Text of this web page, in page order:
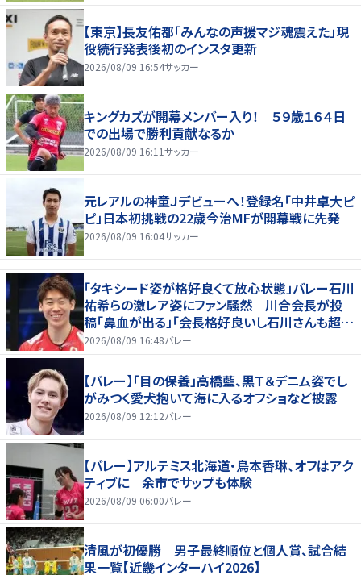
【東京】長友佑都「みんなの声援マジ魂震えた」現
役続行発表後初のインスタ更新
2026/08/09 16:54サッカー
キングカズが開幕メンバー入り！ ５９歳１６４日
での出場で勝利貢献なるか
2026/08/09 16:11サッカー
元レアルの神童Ｊデビューへ！登録名「中井卓大ピ
ピ」日本初挑戦の22歳今治MFが開幕戦に先発
2026/08/09 16:04サッカー
「タキシード姿が格好良くて放心状態」バレー石川
祐希らの激レア姿にファン騒然 川合会長が投
稿「鼻血が出る」「会長格好良いし石川さんも超格
好いい」
2026/08/09 16:48バレー
【バレー】「目の保養」高橋藍、黒Ｔ＆デニム姿でし
がみつく愛犬抱いて海に入るオフショなど披露
2026/08/09 12:12バレー
【バレー】アルテミス北海道・鳥本香琳、オフはアク
ティブに 余市でサップも体験
2026/08/09 06:00バレー
清風が初優勝 男子最終順位と個人賞、試合結
果一覧【近畿インターハイ2026】